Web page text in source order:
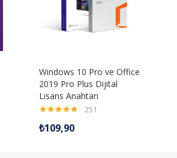
Windows 10 Pro ve Office
2019 Pro Plus Dijital
Lisans Anahtarı
4.99oy aldı
251
₺109,90